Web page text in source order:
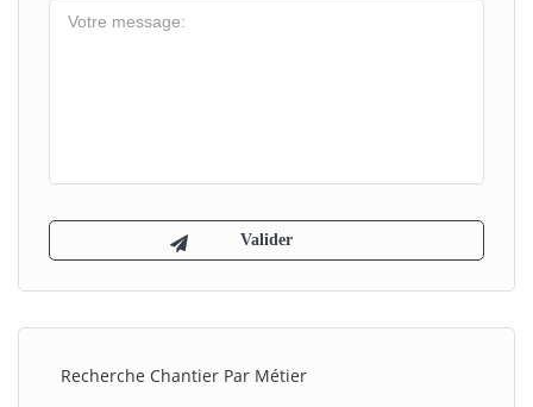
Recherche Chantier Par Métier